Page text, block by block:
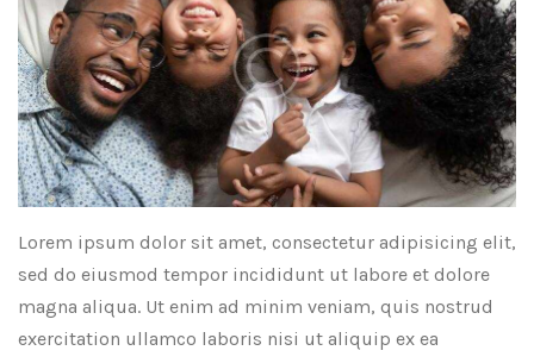
Lorem ipsum dolor sit amet, consectetur adipisicing elit,
sed do eiusmod tempor incididunt ut labore et dolore
magna aliqua. Ut enim ad minim veniam, quis nostrud
exercitation ullamco laboris nisi ut aliquip ex ea